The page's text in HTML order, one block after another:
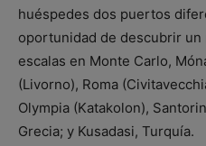
huéspedes dos puertos
oportunidad de descubrir un
escalas en Monte Carlo,
(Livorno), Roma
Olympia (Katakolon),
Grecia; y Kusadasi, Turquía.